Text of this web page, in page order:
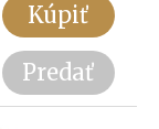
Kúpiť
Predať